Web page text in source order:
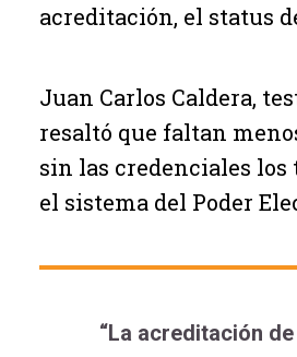
acreditación, el status
Juan Carlos Caldera,
resaltó que faltan
sin las credenciales los
el sistema del Poder
“La acreditación